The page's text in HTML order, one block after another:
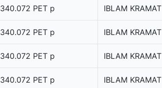
340.072 PET p IBLAM KRAMAT
340.072 PET p IBLAM KRAMAT
340.072 PET p IBLAM KRAMAT
340.072 PET p IBLAM KRAMAT